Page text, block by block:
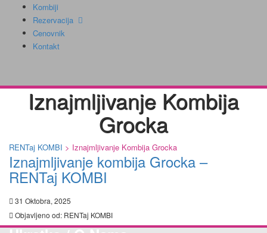
Kombiji
Rezervacija
Cenovnik
Kontakt
Iznajmljivanje Kombija
Grocka
RENTaj KOMBI > Iznajmljivanje Kombija Grocka
Iznajmljivanje kombija Grocka –
RENTaj KOMBI
31 Oktobra, 2025
Objavljeno od: RENTaj KOMBI